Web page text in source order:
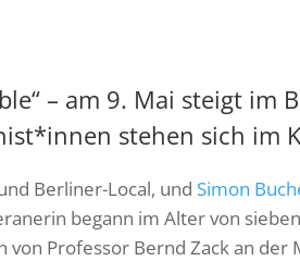
– am 9. Mai steigt
stehen sich im
Berliner-Local, und Simon
begann im Alter von
Professor Bernd Zack an